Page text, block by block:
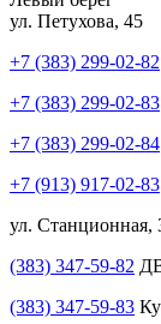
ул. Петухова, 45
+7 (383) 299-02-82
+7 (383) 299-02-83
+7 (383) 299-02-84
+7 (913) 917-02-83
ул. Станционная,
(383) 347-59-82
(383) 347-59-83